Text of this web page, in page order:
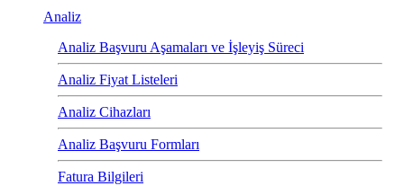
Analiz
Analiz Başvuru Aşamaları ve İşleyiş Süreci
Analiz Fiyat Listeleri
Analiz Cihazları
Analiz Başvuru Formları
Fatura Bilgileri